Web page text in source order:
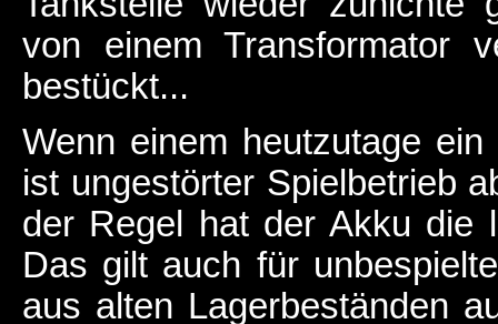
von einem Transformator
bestückt...
Wenn einem heutzutage
ist ungestörter Spielbetrieb
der Regel hat der Akku die
Das gilt auch für
aus alten Lagerbeständen